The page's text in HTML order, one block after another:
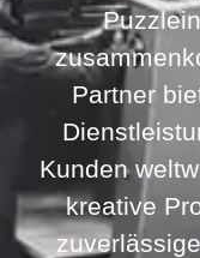
Partner
Kunden
kreative